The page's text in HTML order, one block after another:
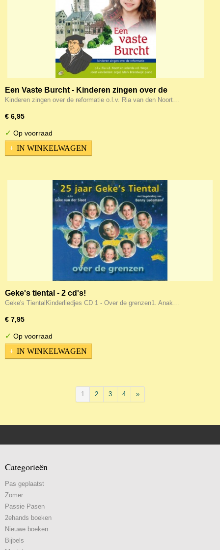
Een Vaste Burcht - Kinderen zingen over de
Reformatie
Kinderen zingen over de reformatie o.l.v. Ria van den Noort…
€ 6,95
✓ Op voorraad
IN WINKELWAGEN
Geke's tiental - 2 cd's!
Geke's TientalKinderliedjes CD 1 - Over de grenzen1. Anak…
€ 7,95
✓ Op voorraad
IN WINKELWAGEN
1 2 3 4 »
Categorieën
Pas geplaatst
Zomer
Passie Pasen
2ehands boeken
Nieuwe boeken
Bijbels